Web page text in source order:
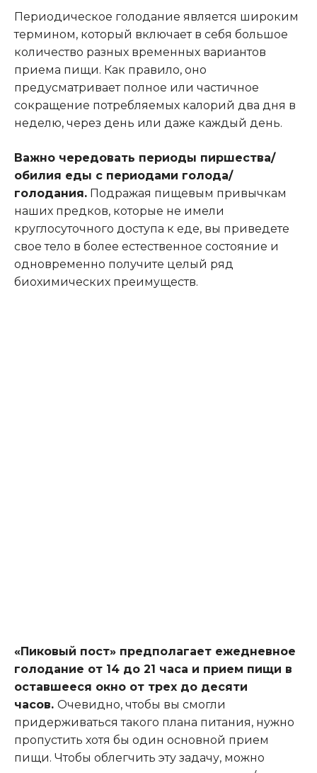
Периодическое голодание является широким
термином, который включает в себя большое
количество разных временных вариантов
приема пищи. Как правило, оно
предусматривает полное или частичное
сокращение потребляемых калорий два дня в
неделю, через день или даже каждый день.
Важно чередовать периоды пиршества/
обилия еды с периодами голода/
голодания. Подражая пищевым привычкам
наших предков, которые не имели
круглосуточного доступа к еде, вы приведете
свое тело в более естественное состояние и
одновременно получите целый ряд
биохимических преимуществ.
«Пиковый пост» предполагает ежедневное
голодание от 14 до 21 часа и прием пищи в
оставшееся окно от трех до десяти
часов. Очевидно, чтобы вы смогли
придерживаться такого плана питания, нужно
пропустить хотя бы один основной прием
пищи. Чтобы облегчить эту задачу, можно